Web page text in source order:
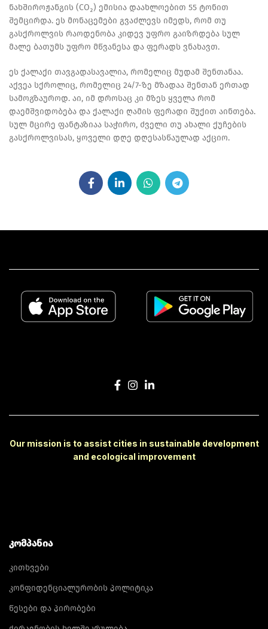
ნახშიროჟანგის (CO₂) ემისია დაახლოებით 55 ტონით
შემცირდა. ეს მონაცემები გვაძლევს იმედს, რომ თუ
გასქროლვის რაოდენობა კიდევ უფრო გაიზრდება სულ
მალე ბათუმს უფრო მწვანესა და ფერადს ვნახავთ.
ეს ქალაქი თავგადასავალია, რომელიც მუდამ შენთანაა.
აქვეა სქროლიც, რომელიც 24/7-ზე მზადაა შენთან ერთად
სამოგზაუროდ. აი, იმ დროსაც კი მზეს ყველა რომ
დაემშვიდობება და ქალაქი ღამის ფერადი შუქით აინთება.
სულ მცირე ფანტაზიაა საჭირო, ძველი თუ ახალი ქუჩების
გასქროლვისას, ყოველი დღე დღესასწაულად აქციო.
Our mission is to assist cities in sustainable development
and ecological improvement
ᲙᲝᲛᲞᲐᲜᲘᲐ
კითხვები
კონფიდენციალურობის პოლიტიკა
წესები და პირობები